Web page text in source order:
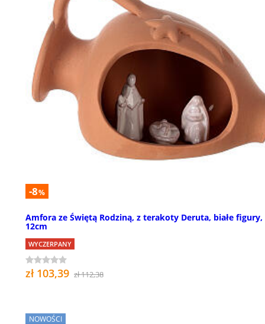
-8%
Amfora ze Świętą Rodziną, z terakoty Deruta, białe figury,
12cm
WYCZERPANY
zł 103,39 zł 112,38
NOWOŚCI